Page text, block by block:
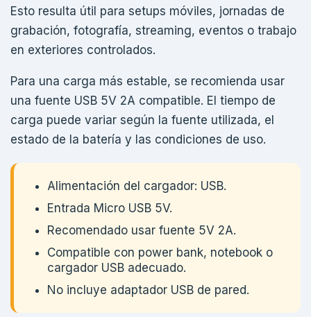
Esto resulta útil para setups móviles, jornadas de
grabación, fotografía, streaming, eventos o trabajo
en exteriores controlados.
Para una carga más estable, se recomienda usar
una fuente USB 5V 2A compatible. El tiempo de
carga puede variar según la fuente utilizada, el
estado de la batería y las condiciones de uso.
Alimentación del cargador: USB.
Entrada Micro USB 5V.
Recomendado usar fuente 5V 2A.
Compatible con power bank, notebook o
cargador USB adecuado.
No incluye adaptador USB de pared.